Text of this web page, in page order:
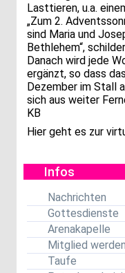
Lasttieren, u.a.
„Zum 2.
sind Maria und
Bethlehem“,
Danach wird jede
ergänzt, so dass
Dezember im Stall
sich aus weiter
KB
Hier geht es zur
Infos
Nachrichten
Gottesdienste
Arenakapelle
Mitglied werden
Taufe